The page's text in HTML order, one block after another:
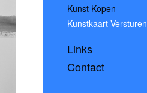
Kunst Kopen
Kunstkaart Versturen
Links
Contact